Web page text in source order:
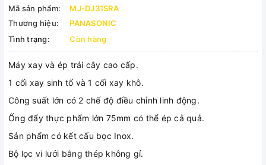
Mã sản phẩm:
MJ-DJ31SRA
Thương hiệu:
PANASONIC
Tình trạng:
Còn hàng
Máy xay và ép trái cây cao cấp.
1 cối xay sinh tố và 1 cối xay khô.
Công suất lớn có 2 chế độ điều chỉnh linh động.
Ống đẩy thực phẩm lớn 75mm có thể ép cả quả.
Sản phẩm có kết cấu bọc Inox.
Bộ lọc vi lưới bằng thép không gỉ.